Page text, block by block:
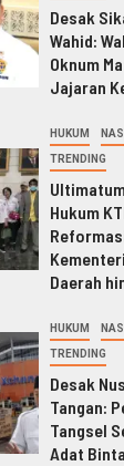
Desak
Wahid:
Oknum
Jajaran
HUKUM
TRENDING
Hukum
Daerah
HUKUM
TRENDING
Desak
Tangan:
Tangsel
Adat